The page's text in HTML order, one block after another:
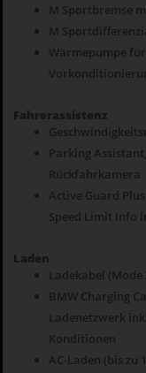
M Sportbremse
M
Wärmepumpe
Fahrerassistenz
Parking
Rückfahrkamera
Active Guard
Speed Limit Info
Laden
Ladekabel
BMW Charging
Ladenetzwerk
Konditionen
AC-Laden (bis zu